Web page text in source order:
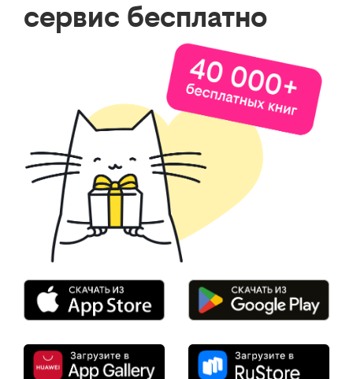
сервис бесплатно